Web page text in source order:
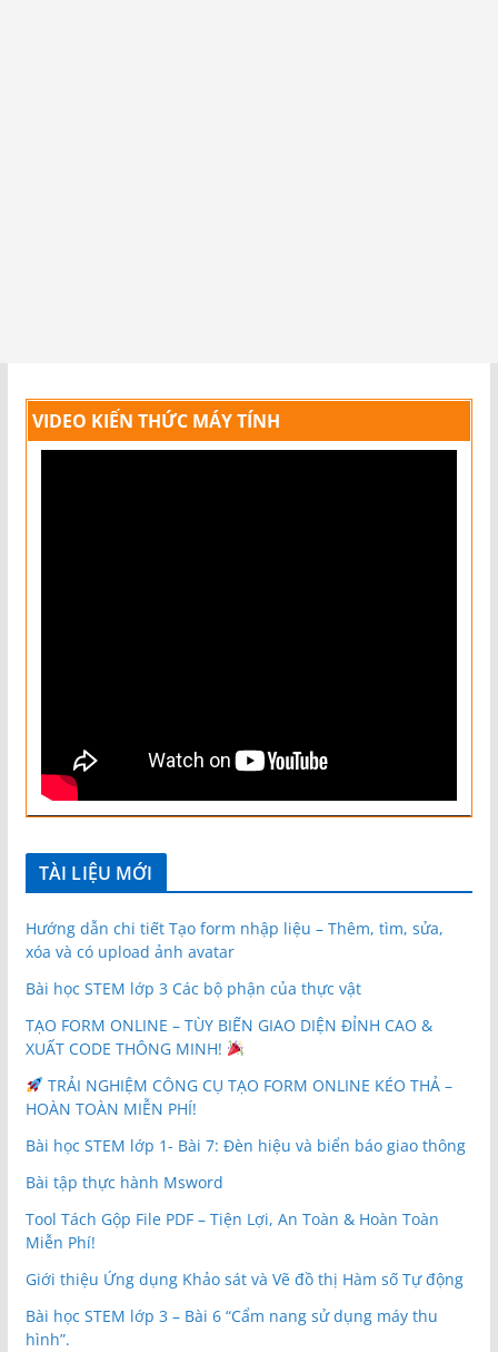
VIDEO KIẾN THỨC MÁY TÍNH
TÀI LIỆU MỚI
Hướng dẫn chi tiết Tạo form nhập liệu – Thêm, tìm, sửa,
xóa và có upload ảnh avatar
Bài học STEM lớp 3 Các bộ phận của thực vật
TẠO FORM ONLINE – TÙY BIẾN GIAO DIỆN ĐỈNH CAO &
XUẤT CODE THÔNG MINH!
TRẢI NGHIỆM CÔNG CỤ TẠO FORM ONLINE KÉO THẢ –
HOÀN TOÀN MIỄN PHÍ!
Bài học STEM lớp 1- Bài 7: Đèn hiệu và biển báo giao thông
Bài tập thực hành Msword
Tool Tách Gộp File PDF – Tiện Lợi, An Toàn & Hoàn Toàn
Miễn Phí!
Giới thiệu Ứng dụng Khảo sát và Vẽ đồ thị Hàm số Tự động
Bài học STEM lớp 3 – Bài 6 “Cẩm nang sử dụng máy thu
hình”.